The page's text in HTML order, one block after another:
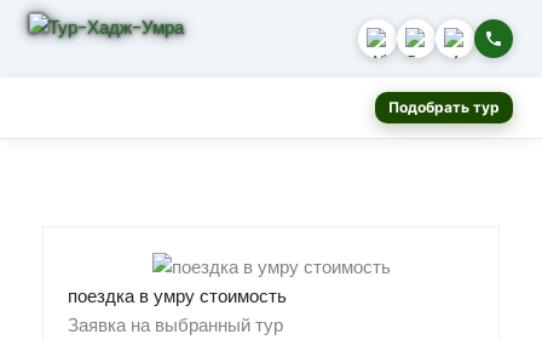
Подобрать тур
поездка в умру стоимость
Заявка на выбранный тур